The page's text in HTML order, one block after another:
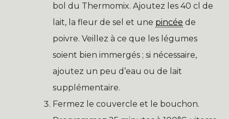
bol du Thermomix. Ajoutez les 40 cl de
lait, la fleur de sel et une pincée de
poivre. Veillez à ce que les légumes
soient bien immergés ; si nécessaire,
ajoutez un peu d’eau ou de lait
supplémentaire.
Fermez le couvercle et le bouchon.